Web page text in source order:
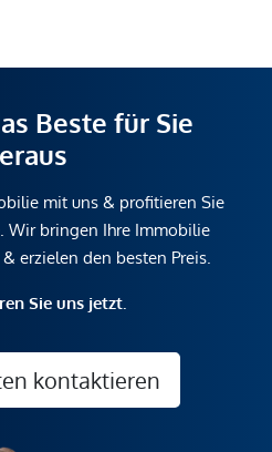
Beste für Sie
mit uns & profitieren Sie
Wir bringen Ihre Immobilie
erzielen den besten Preis.
Sie uns jetzt.
kontaktieren